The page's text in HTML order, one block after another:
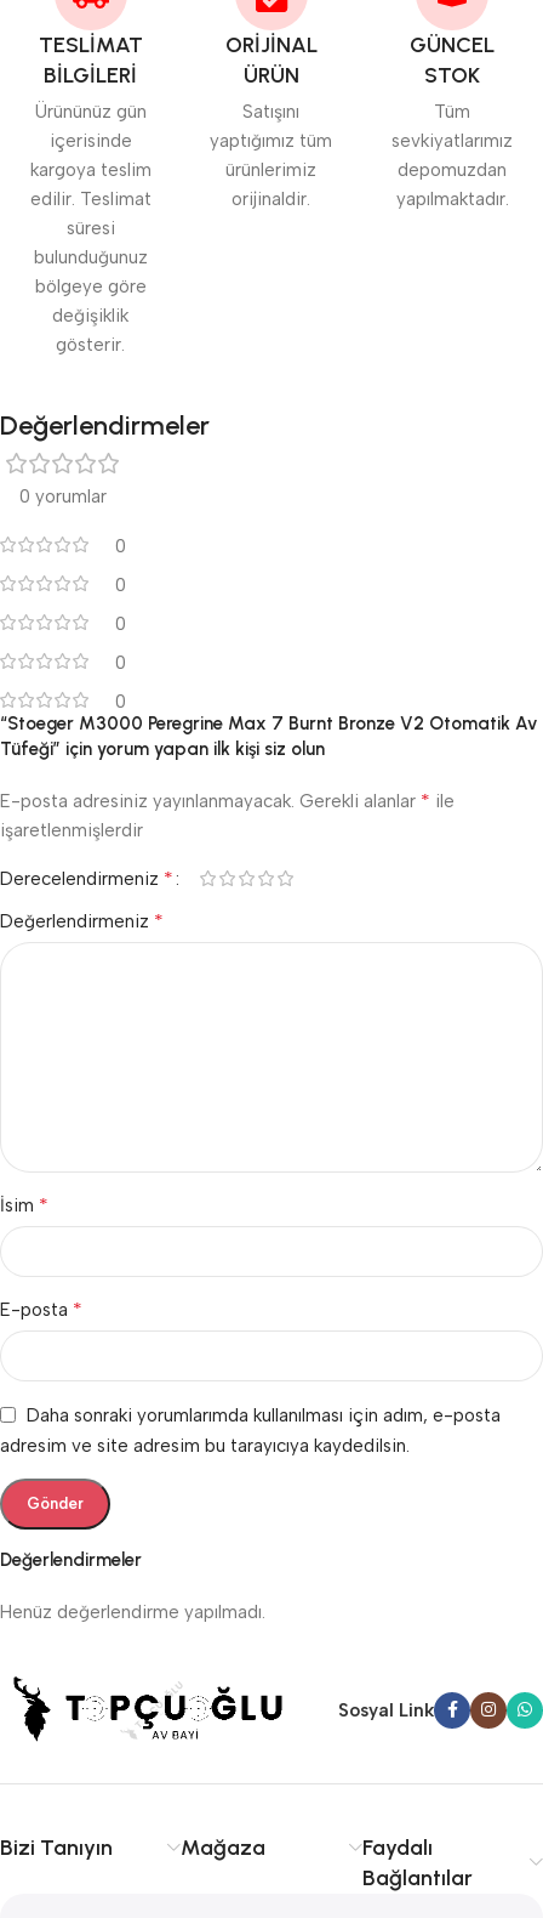
TESLİMAT
BİLGİLERİ
Ürününüz gün
içerisinde
kargoya teslim
edilir. Teslimat
süresi
bulunduğunuz
bölgeye göre
değişiklik
gösterir.
ORİJİNAL
ÜRÜN
Satışını
yaptığımız tüm
ürünlerimiz
orijinaldir.
GÜNCEL
STOK
Tüm
sevkiyatlarımız
depomuzdan
yapılmaktadır.
Değerlendirmeler
0 yorumlar
0
0
0
0
0
Değerlendirmeler
Henüz değerlendirme yapılmadı.
“Stoeger M3000 Peregrine Max 7 Burnt Bronze V2 Otomatik Av
Tüfeği” için yorum yapan ilk kişi siz olun
E-posta adresiniz yayınlanmayacak. Gerekli alanlar * ile
işaretlenmişlerdir
Derecelendirmeniz *
Değerlendirmeniz *
İsim *
E-posta *
Daha sonraki yorumlarımda kullanılması için adım, e-posta
adresim ve site adresim bu tarayıcıya kaydedilsin.
Sosyal Link
Bizi Tanıyın Mağaza
Faydalı
Bağlantılar